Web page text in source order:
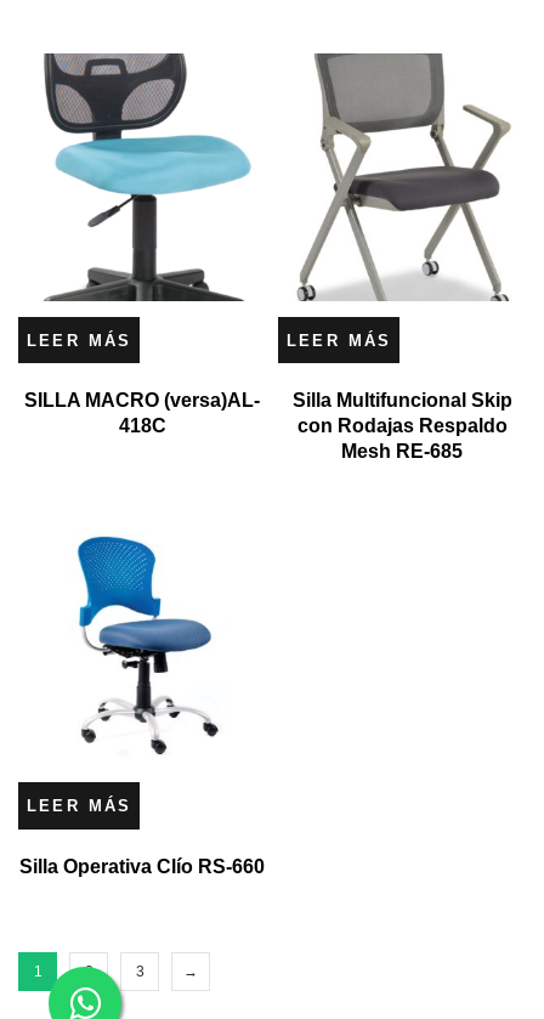
LEER MÁS
SILLA MACRO (versa)AL-
418C
LEER MÁS
Silla Multifuncional Skip
con Rodajas Respaldo
Mesh RE-685
LEER MÁS
Silla Operativa Clío RS-660
1 2 3 →